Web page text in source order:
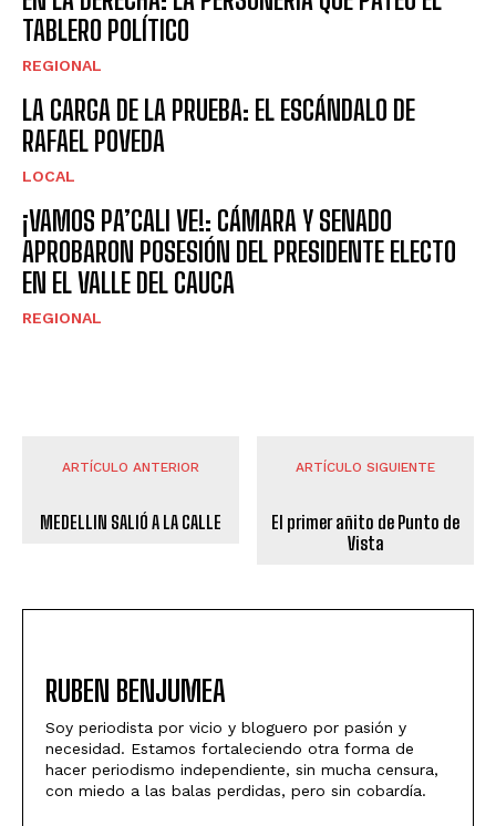
TABLERO POLÍTICO
REGIONAL
LA CARGA DE LA PRUEBA: EL ESCÁNDALO DE
RAFAEL POVEDA
LOCAL
¡VAMOS PA’CALI VE!: CÁMARA Y SENADO
APROBARON POSESIÓN DEL PRESIDENTE ELECTO
EN EL VALLE DEL CAUCA
REGIONAL
ARTÍCULO ANTERIOR
MEDELLIN SALIÓ A LA CALLE
ARTÍCULO SIGUIENTE
El primer añito de Punto de
Vista
RUBEN BENJUMEA
Soy periodista por vicio y bloguero por pasión y
necesidad. Estamos fortaleciendo otra forma de
hacer periodismo independiente, sin mucha censura,
con miedo a las balas perdidas, pero sin cobardía.